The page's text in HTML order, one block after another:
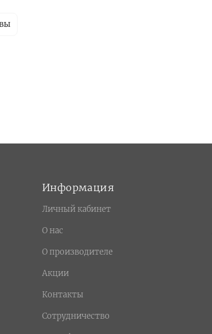
Информация
Личный кабинет
О нас
О производителе
Акции
Контакты
Сотрудничество